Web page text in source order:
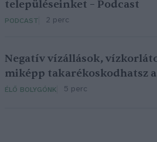
településeinket – Podcast
PODCAST 2 perc
Negatív vízállások,
miképp takarékoskodhatsz
ÉLŐ BOLYGÓNK 5 perc